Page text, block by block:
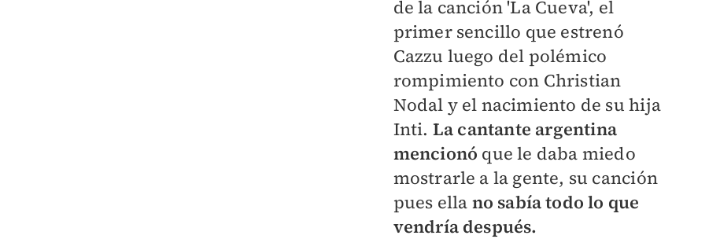
de la canción 'La Cueva', el
primer sencillo que estrenó
Cazzu luego del polémico
rompimiento con Christian
Nodal y el nacimiento de su hija
Inti. La cantante argentina
mencionó que le daba miedo
mostrarle a la gente, su canción
pues ella no sabía todo lo que
vendría después.